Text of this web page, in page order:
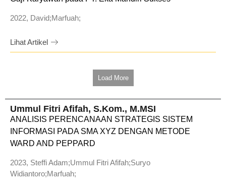
2022, David;Marfuah;
Lihat Artikel
Load More
Ummul Fitri Afifah, S.Kom., M.MSI
ANALISIS PERENCANAAN STRATEGIS SISTEM
INFORMASI PADA SMA XYZ DENGAN METODE
WARD AND PEPPARD
2023, Steffi Adam;Ummul Fitri Afifah;Suryo
Widiantoro;Marfuah;